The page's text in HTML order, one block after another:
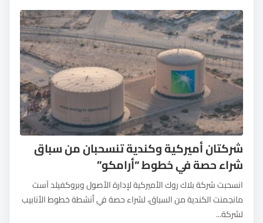
شركتان أميركية وكندية تنسحبان من سباق
شراء حصة في خطوط “أرامكو”
انسحبت شركة بلاك روك الأميركية لإدارة الأصول وبروكفيلد آست
مانجمنت الكندية من السباق، لشراء حصة في أنشطة خطوط الأنابيب
لشركة...